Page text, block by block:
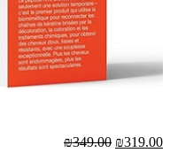
₪319.00
₪349.00